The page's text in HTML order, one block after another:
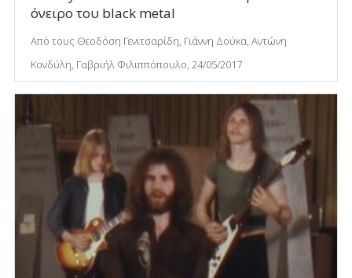
όνειρο του black metal
Από τους Θεοδόση Γενιτσαρίδη, Γιάννη Δούκα, Αντώνη
Κονδύλη, Γαβριήλ Φιλιππόπουλο, 24/05/2017